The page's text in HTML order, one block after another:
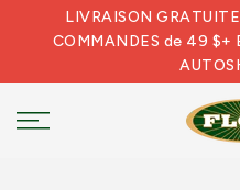
content
LIVRAISON
COMMANDES de 49 $+